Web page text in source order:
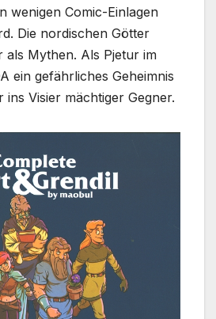
wenigen Comic-Einlagen
Die nordischen Götter
als Mythen. Als Pjetur im
ein gefährliches Geheimnis
ins Visier mächtiger Gegner.